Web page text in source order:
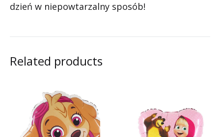
dzień w niepowtarzalny sposób!
Related products